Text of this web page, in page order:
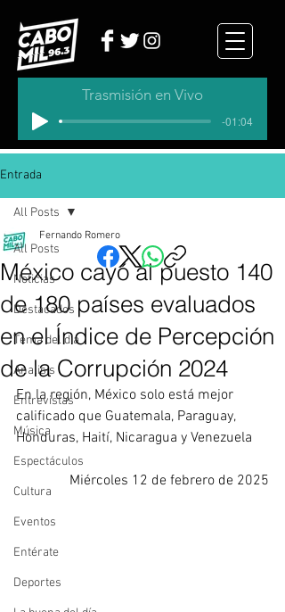
Trasmisión en Vivo
-01:04
Entrada
All Posts
Noticias
Destacados
Tema del dia
Analisis
Entrevistas
Música
Espectáculos
Cultura
Eventos
Entérate
Deportes
All Posts
México cayó al puesto 140
de 180 países evaluados
en el Índice de Percepción
de la Corrupción 2024
Fernando Romero
En la región, México solo está mejor
calificado que Guatemala, Paraguay,
Honduras, Haití, Nicaragua y Venezuela
Miércoles 12 de febrero de 2025